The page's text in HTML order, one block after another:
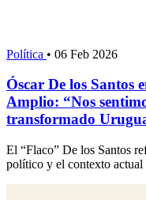
Política • 06 Feb 2026
Óscar De los Santos
Amplio: “Nos
transformado
El “Flaco” De los Santos
político y el contexto